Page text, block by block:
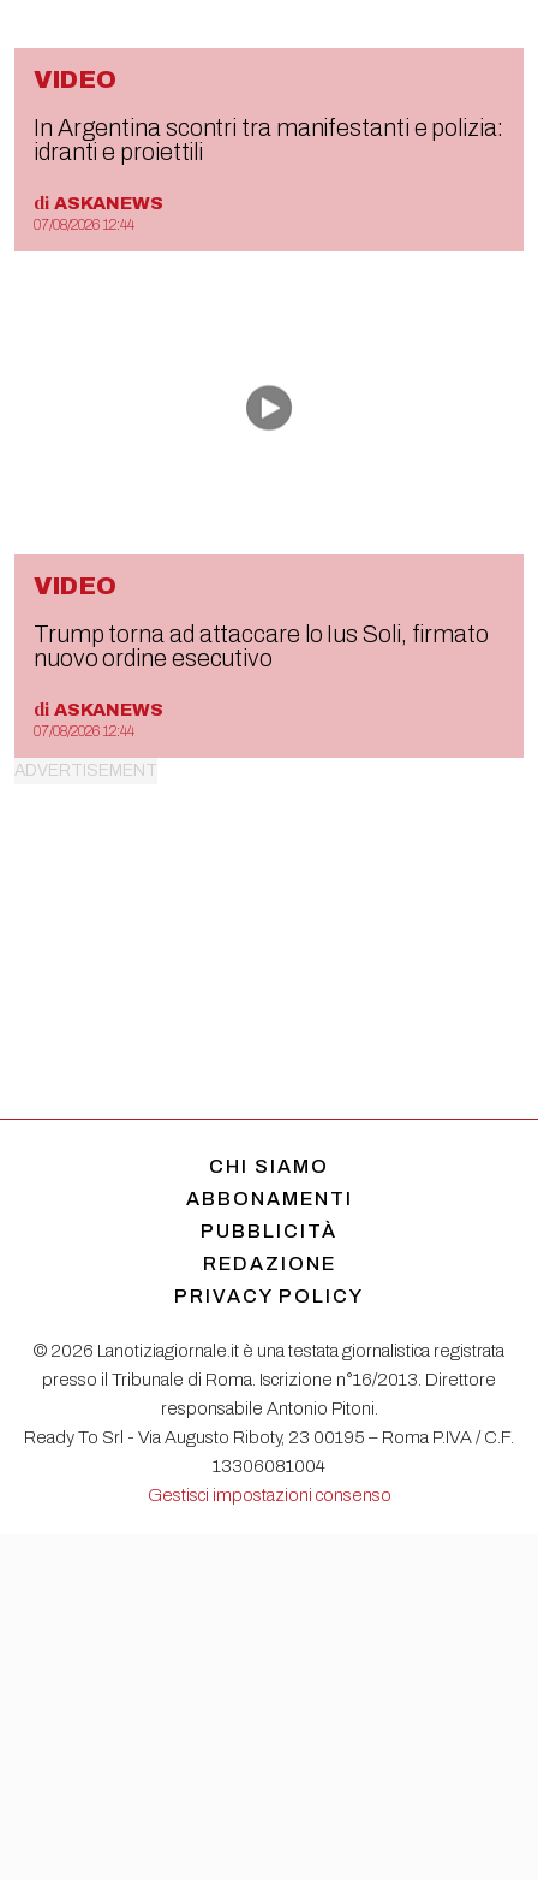
VIDEO
In Argentina scontri tra manifestanti e polizia:
idranti e proiettili
di ASKANEWS
07/08/2026 12:44
VIDEO
Trump torna ad attaccare lo Ius Soli, firmato
nuovo ordine esecutivo
di ASKANEWS
07/08/2026 12:44
CHI SIAMO
ABBONAMENTI
PUBBLICITÀ
REDAZIONE
PRIVACY POLICY
© 2026 Lanotiziagiornale.it è una testata giornalistica registrata
presso il Tribunale di Roma. Iscrizione n°16/2013. Direttore
responsabile Antonio Pitoni.
Ready To Srl - Via Augusto Riboty, 23 00195 – Roma P.IVA / C.F.
13306081004
Gestisci impostazioni consenso